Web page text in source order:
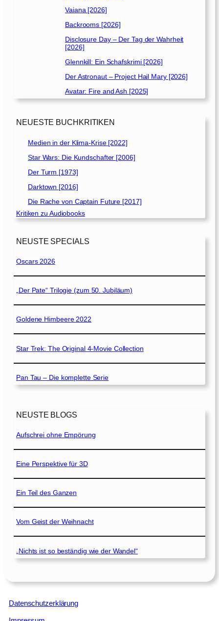
Vaiana [2026]
Backrooms [2026]
Disclosure Day – Der Tag der Wahrheit
[2026]
Glennkill: Ein Schafskrimi [2026]
Der Astronaut – Project Hail Mary [2026]
Avatar: Fire and Ash [2025]
NEUESTE BUCHKRITIKEN
Medien in der Klima-Krise [2022]
Star Wars: Die Kundschafter [2006]
Der Turm [1973]
Darktown [2016]
Die Rache von Captain Future [2017]
Kritiken zu Audiobooks
NEUSTE SPECIALS
Oscars 2026
„Der Pate“ Trilogie (zum 50. Jubiläum)
Goldene Himbeere 2022
Star Trek: The Original 4-Movie Collection
Pan Tau – Die komplette Serie
NEUSTE BLOGS
Aufschrei ohne Empörung
Eine Perspektive für 3D
Ein Teil des Ganzen
Vom Geist der Weihnacht
„Nichts ist so beständig wie der Wandel“
Datenschutzerklärung